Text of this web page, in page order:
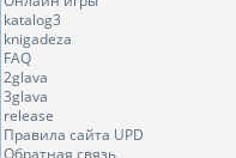
katalog3
knigadeza
FAQ
2glava
3glava
release
Правила сайта UPD
Обратная связь